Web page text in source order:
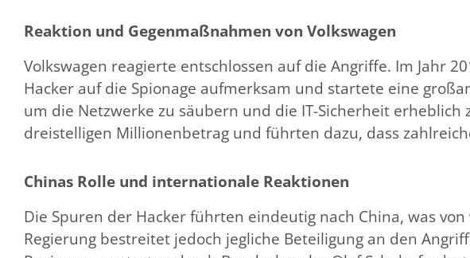
Reaktion und Gegenmaßnahmen von Volkswagen
Volkswagen reagierte entschlossen auf die Angriffe. Im Jahr
Hacker auf die Spionage aufmerksam und startete eine
um die Netzwerke zu säubern und die IT-Sicherheit
dreistelligen Millionenbetrag und führten dazu, dass
Chinas Rolle und internationale Reaktionen
Die Spuren der Hacker führten eindeutig nach China, was
Regierung bestreitet jedoch jegliche Beteiligung an den